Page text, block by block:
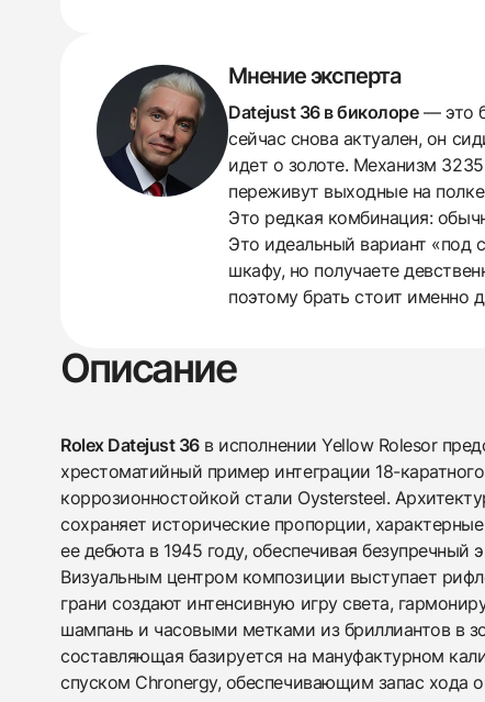
Мнение эксперта
Datejust 36 в биколоре— это
сейчас снова актуален, он
идет о золоте. Механизм
переживут выходные на
Это редкая комбинация:
Это идеальный вариант «под
шкафу, но получаете
поэтому брать стоит именно
Описание
Rolex Datejust 36в исполнении Yellow Rolesor
хрестоматийный пример интеграции 18-
коррозионностойкой стали Oystersteel.
сохраняет исторические пропорции,
ее дебюта в 1945 году, обеспечивая безупречный
Визуальным центром композиции выступает
грани создают интенсивную игру света,
шампань и часовыми метками из бриллиантов в
составляющая базируется на мануфактурном
спуском Chronergy, обеспечивающим запас хода